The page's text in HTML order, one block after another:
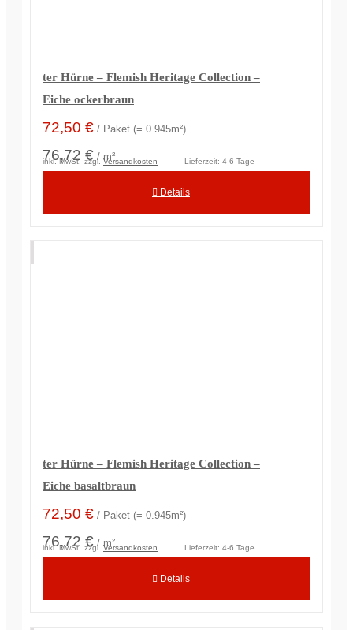
ter Hürne – Flemish Heritage Collection –
Eiche ockerbraun
72,50 € / Paket (= 0.945m²)
76,72 € / m²
inkl. MwSt. zzgl. Versandkosten Lieferzeit: 4-6 Tage
Details
ter Hürne – Flemish Heritage Collection –
Eiche basaltbraun
72,50 € / Paket (= 0.945m²)
76,72 € / m²
inkl. MwSt. zzgl. Versandkosten Lieferzeit: 4-6 Tage
Details